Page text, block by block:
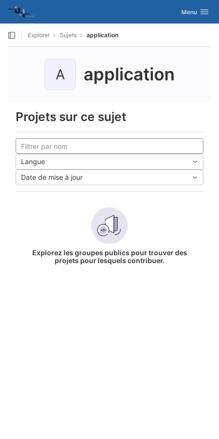
Skip to content
GitLab Activer/
Menu
Explorer Sujets application
A application
Projets sur ce sujet
Langue
Date de mise à jour
Explorez les groupes publics pour trouver des
projets pour lesquels contribuer.